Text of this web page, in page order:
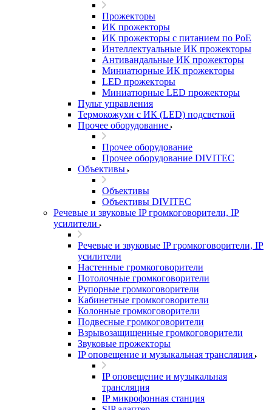
Прожекторы
ИК прожекторы
ИК прожекторы с питанием по PoE
Интеллектуальные ИК прожекторы
Антивандальные ИК прожекторы
Миниатюрные ИК прожекторы
LED прожекторы
Миниатюрные LED прожекторы
Пульт управления
Термокожухи с ИК (LED) подсветкой
Прочее оборудование
Прочее оборудование
Прочее оборудование DIVITEC
Объективы
Объективы
Объективы DIVITEC
Речевые и звуковые IP громкоговорители, IP
усилители
Речевые и звуковые IP громкоговорители, IP
усилители
Настенные громкоговорители
Потолочные громкоговорители
Рупорные громкоговорители
Кабинетные громкоговорители
Колонные громкоговорители
Подвесные громкоговорители
Взрывозащищенные громкоговорители
Звуковые прожекторы
IP оповещение и музыкальная трансляция
IP оповещение и музыкальная
трансляция
IP микрофонная станция